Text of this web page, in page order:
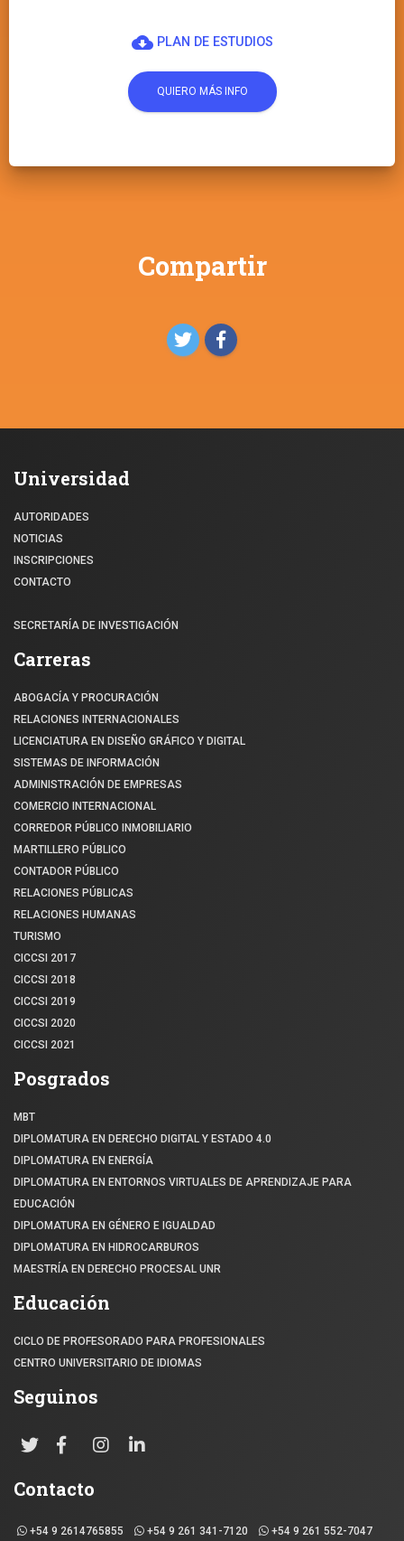
cloud_downloadPLAN DE ESTUDIOS
QUIERO MÁS INFO
Compartir
Universidad
AUTORIDADES
NOTICIAS
INSCRIPCIONES
CONTACTO
SECRETARÍA DE INVESTIGACIÓN
Carreras
ABOGACÍA Y PROCURACIÓN
RELACIONES INTERNACIONALES
LICENCIATURA EN DISEÑO GRÁFICO Y DIGITAL
SISTEMAS DE INFORMACIÓN
ADMINISTRACIÓN DE EMPRESAS
COMERCIO INTERNACIONAL
CORREDOR PÚBLICO INMOBILIARIO
MARTILLERO PÚBLICO
CONTADOR PÚBLICO
RELACIONES PÚBLICAS
RELACIONES HUMANAS
TURISMO
CICCSI 2017
CICCSI 2018
CICCSI 2019
CICCSI 2020
CICCSI 2021
Posgrados
MBT
DIPLOMATURA EN DERECHO DIGITAL Y ESTADO 4.0
DIPLOMATURA EN ENERGÍA
DIPLOMATURA EN ENTORNOS VIRTUALES DE APRENDIZAJE PARA
EDUCACIÓN
DIPLOMATURA EN GÉNERO E IGUALDAD
DIPLOMATURA EN HIDROCARBUROS
MAESTRÍA EN DERECHO PROCESAL UNR
Educación
CICLO DE PROFESORADO PARA PROFESIONALES
CENTRO UNIVERSITARIO DE IDIOMAS
Seguinos
Contacto
+54 9 2614765855 +54 9 261 341-7120 +54 9 261 552-7047